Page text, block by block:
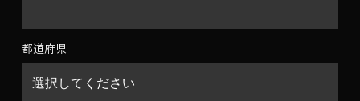
都道府県